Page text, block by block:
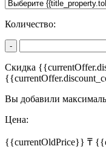
Количество:
-
Скидка
Вы добавили
Цена:
{{currentOldPrice}} ₸